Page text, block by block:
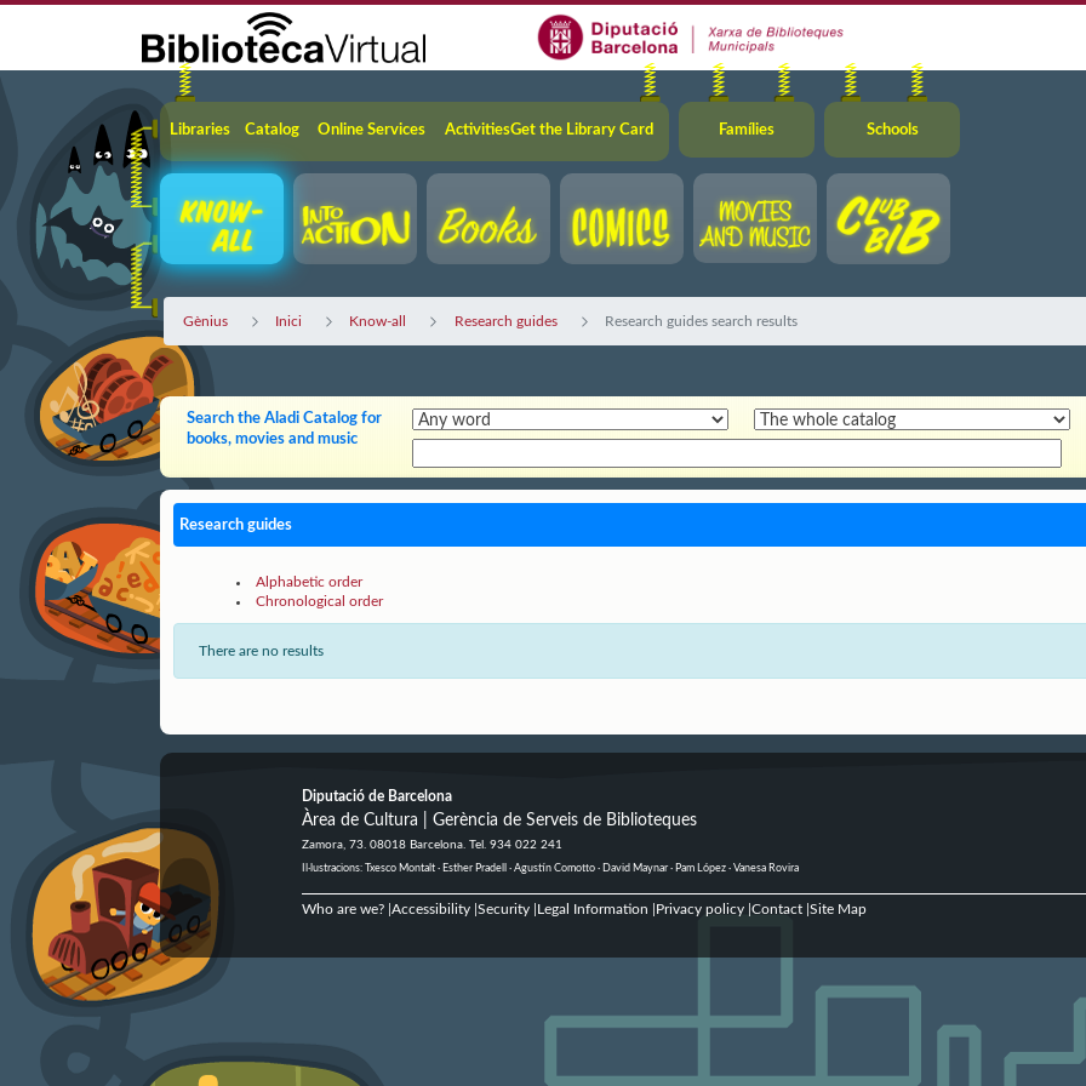
Navigation
Libraries Catalog Online Services ActivitiesGet the Library Card Famílies Schools
Gènius Inici Know-all Research guides Research guides search results
Search the Aladi Catalog for
books, movies and music
Research guides
Alphabetic order
Chronological order
There are no results
Diputació de Barcelona
Àrea de Cultura | Gerència de Serveis de Biblioteques
Zamora, 73. 08018 Barcelona. Tel. 934 022 241
Il·lustracions: Txesco Montalt · Esther Pradell · Agustín Comotto · David Maynar · Pam López · Vanesa Rovira
Who are we?| Accessibility| Security| Legal Information Privacy policy| Contact| Site Map